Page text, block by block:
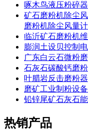
啄木鸟液压粉碎
矿石磨粉机除尘
磨粉机除尘风量
临沂矿石磨粉机
膨润土设贝控制
广东白云石微粉
石灰石碳酸钙磨
叶腊岩反击磨粉器
磨矿工业制粉设
铅锌尾矿石灰石
热销产品